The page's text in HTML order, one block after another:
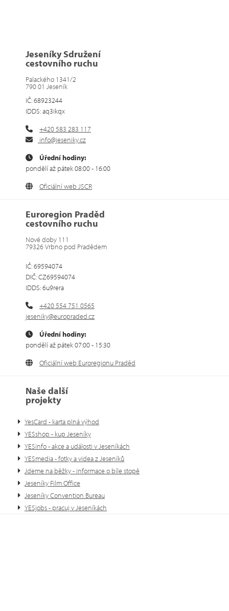
Jeseníky Sdružení
cestovního ruchu
Palackého 1341/2
790 01 Jeseník
IČ: 68923244
IDDS: aq3ikqx
+420 583 283 117
info@jeseniky.cz
Úřední hodiny:
pondělí až pátek 08:00 - 16:00
Oficiální web JSCR
Euroregion Praděd
cestovního ruchu
Nové doby 111
79326 Vrbno pod Pradědem
IČ: 69594074
DIČ: CZ69594074
IDDS: 6u9rera
+420 554 751 0565
jeseniky@europraded.cz
Úřední hodiny:
pondělí až pátek 07:00 - 15:30
Oficiální web Euroregionu Praděd
Naše další
projekty
YesCard - karta plná výhod
YESshop - kup Jeseníky
YESinfo - akce a události v Jeseníkách
YESmedia - fotky a videa z Jeseníků
Jdeme na běžky - informace o bíle stopě
Jeseníky Film Office
Jeseníky Convention Bureau
YESjobs - pracuj v Jeseníkách